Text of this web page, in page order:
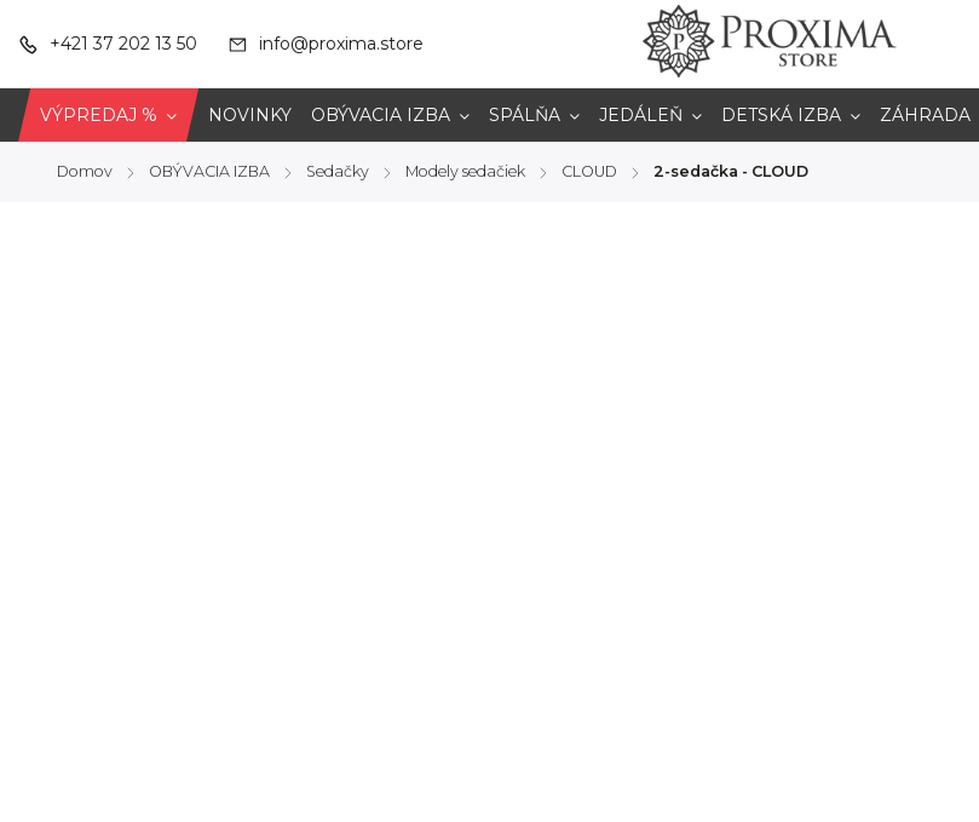
+421 37 202 13 50 info@proxima.store
VÝPREDAJ % NOVINKY OBÝVACIA IZBA SPÁLŇA JEDÁLEŇ DETSKÁ IZBA ZÁHRADA
Domov / OBÝVACIA IZBA / Sedačky / Modely sedačiek / CLOUD / 2-sedačka - CLOUD